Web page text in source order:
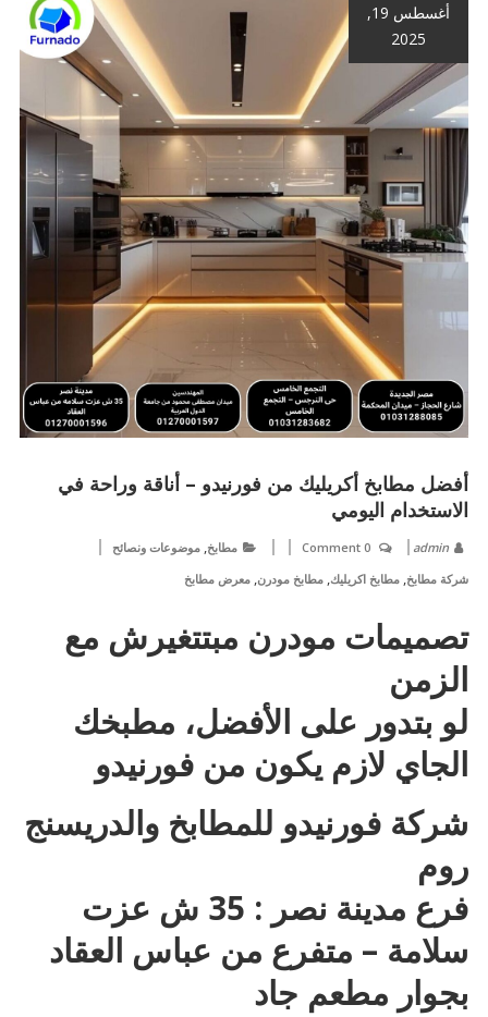
أغسطس 19,
2025
أفضل مطابخ أكريليك من فورنيدو – أناقة وراحة في
الاستخدام اليومي
admin
0 Comment مطابخ, موضوعات ونصائح
شركة مطابخ, مطابخ اكريليك, مطابخ مودرن, معرض مطابخ
تصميمات مودرن مبتتغيرش مع
الزمن
لو بتدور على الأفضل، مطبخك
الجاي لازم يكون من فورنيدو
شركة فورنيدو للمطابخ والدريسنج
روم
فرع مدينة نصر : 35 ش عزت
سلامة – متفرع من عباس العقاد
بجوار مطعم جاد